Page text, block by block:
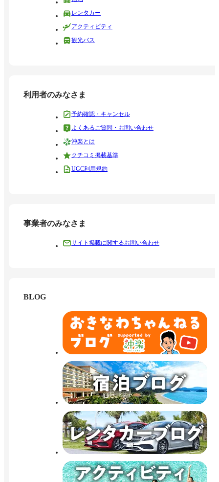
レンタカー
アクティビティ
観光バス
利用者のみなさま
予約確認・キャンセル
よくあるご質問・お問い合わせ
沖楽とは
クチコミ掲載基準
UGC利用規約
事業者のみなさま
サイト掲載に関するお問い合わせ
BLOG